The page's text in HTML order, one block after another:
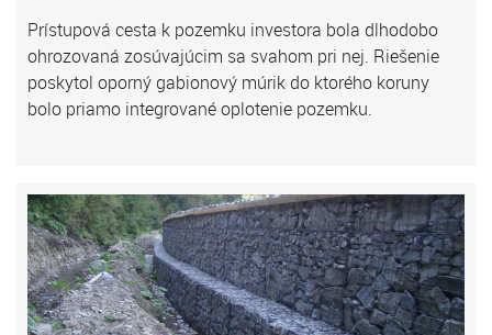
Prístupová cesta k pozemku investora bola dlhodobo
ohrozovaná zosúvajúcim sa svahom pri nej. Riešenie
poskytol oporný gabionový múrik do ktorého koruny
bolo priamo integrované oplotenie pozemku.